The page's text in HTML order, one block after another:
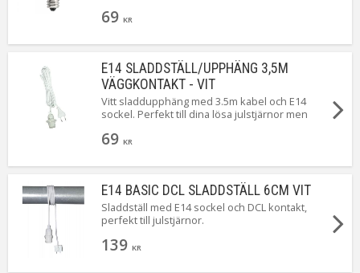
När du först tänder ger den 5W. Släck och tänd
ger den 0,5W ...Magiskt!
69 KR
E14 SLADDSTÄLL/UPPHÄNG 3,5M
VÄGGKONTAKT - VIT
Vitt sladdupphäng med 3.5m kabel och E14
sockel. Perfekt till dina lösa julstjärnor men
ett E14 upphäng. Levereras med stickkontakt
69 KR
E14 BASIC DCL SLADDSTÄLL 6CM VIT
Sladdställ med E14 sockel och DCL kontakt,
perfekt till julstjärnor.
139 KR